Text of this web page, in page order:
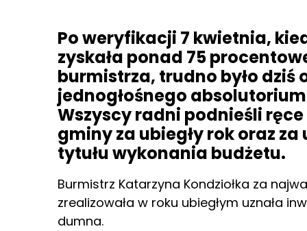
Po weryfikacji 7 kwietnia,
zyskała ponad 75
burmistrza, trudno było dziś
jednogłośnego
Wszyscy radni podnieśli
gminy za ubiegły rok oraz
tytułu wykonania budżetu.
Burmistrz Katarzyna Kondziołka za
zrealizowała w roku ubiegłym uznała
dumna.